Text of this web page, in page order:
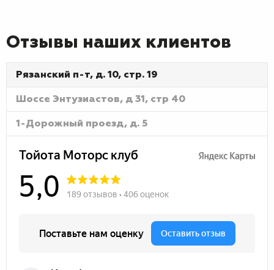
Отзывы наших клиентов
Рязанский п-т, д. 10, стр. 19
Шоссе Энтузиастов, д 31, стр 40
1-Дорожный проезд, д. 5